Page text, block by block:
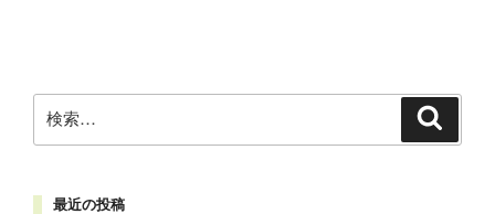
ン
索:
最近の投稿